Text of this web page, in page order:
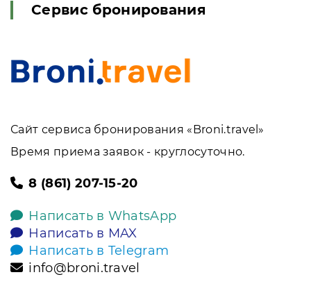
Сервис бронирования
Сайт сервиса бронирования «Broni.travel»
Время приема заявок - круглосуточно.
8 (861) 207-15-20
Написать в WhatsApp
Написать в MAX
Написать в Telegram
info@broni.travel